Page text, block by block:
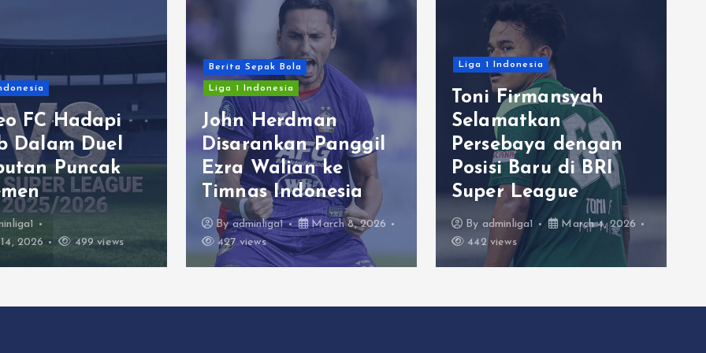
FC Hadapi
Dalam Duel
Puncak
2026
499 views
Berita Sepak Bola
Liga 1 Indonesia
John Herdman
Disarankan Panggil
Ezra Walian ke
Timnas Indonesia
Byadminliga1
March 8, 2026
427 views
Liga 1 Indonesia
Toni Firmansyah
Selamatkan
Persebaya dengan
Posisi Baru di BRI
Super League
By adminliga1
March 4, 2026
442 views